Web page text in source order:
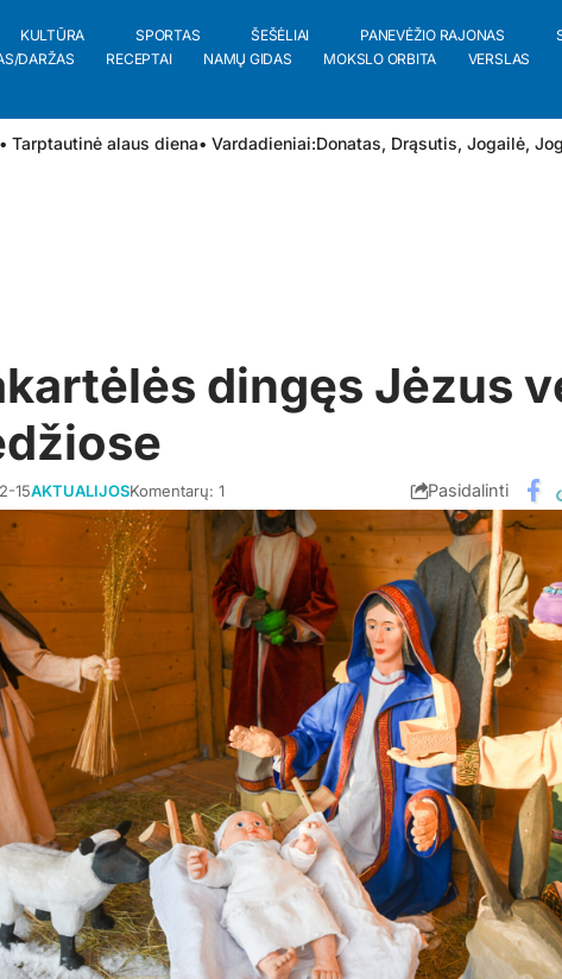
KULTŪRA SPORTAS ŠEŠĖLIAI PANEVĖŽIO RAJONAS
DARŽAS RECEPTAI NAMŲ GIDAS MOKSLO ORBITA VERSLAS
• Tarptautinė alaus diena• Vardadieniai:Donatas, Drąsutis, Jogailė,
dingęs Jėzus
15AKTUALIJOSKomentarų: 1 Pasidalinti